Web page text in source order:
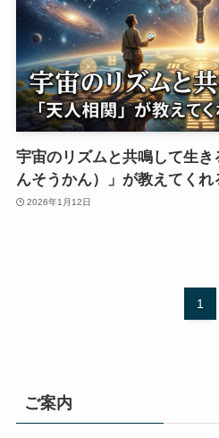
宇宙のリズムと共鳴して生
んそうかん）」が教えてく
2026年1月12日
1
ご案内